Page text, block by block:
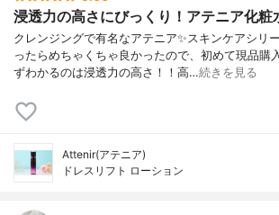
浸透力の高さにびっくり！アテニア化
クレンジングで有名なアテニア✨スキンケアシリ
ったらめちゃくちゃ良かったので、初めて現品購
ずわかるのは浸透力の高さ！！高…続きを見る
Attenir(アテニア)
ドレスリフト ローション